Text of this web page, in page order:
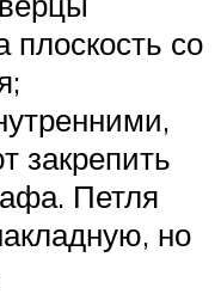
плоскость со
закрепить
Петля
но